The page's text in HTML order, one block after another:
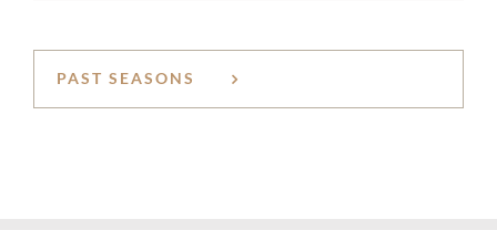
PAST SEASONS